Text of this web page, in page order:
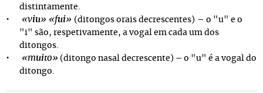
distintamente.
«viu» «fui» (ditongos orais decrescentes) – o "u" e o
"i" são, respetivamente, a vogal em cada um dos
ditongos.
«muito»(ditongo nasal decrescente) – o "u" é a vogal do
ditongo.